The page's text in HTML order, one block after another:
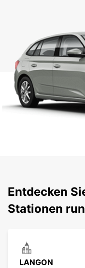
Entdecken
Stationen
LANGON